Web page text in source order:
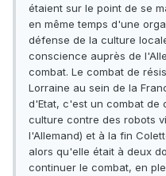
étaient sur le point de se
en même temps d'une
défense de la culture
conscience auprès de
combat. Le combat de
Lorraine au sein de la
d'Etat, c'est un combat de
culture contre des robots
l'Allemand) et à la fin
alors qu'elle était à deux
continuer le combat, en